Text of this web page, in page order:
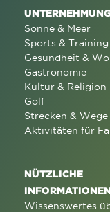
Sonne & Meer
Sports & Training
Gesundheit &
Gastronomie
Kultur & Religion
Golf
Strecken & Wege
Aktivitäten für
NÜTZLICHE
INFORMATIONEN
Wissenswertes